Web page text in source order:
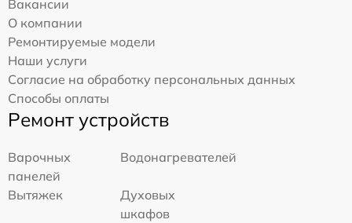
Вакансии
О компании
Ремонтируемые модели
Наши услуги
Согласие на обработку персональных данных
Способы оплаты
Ремонт устройств
Варочных
панелей
Водонагревателей
Вытяжек
Духовых
шкафов